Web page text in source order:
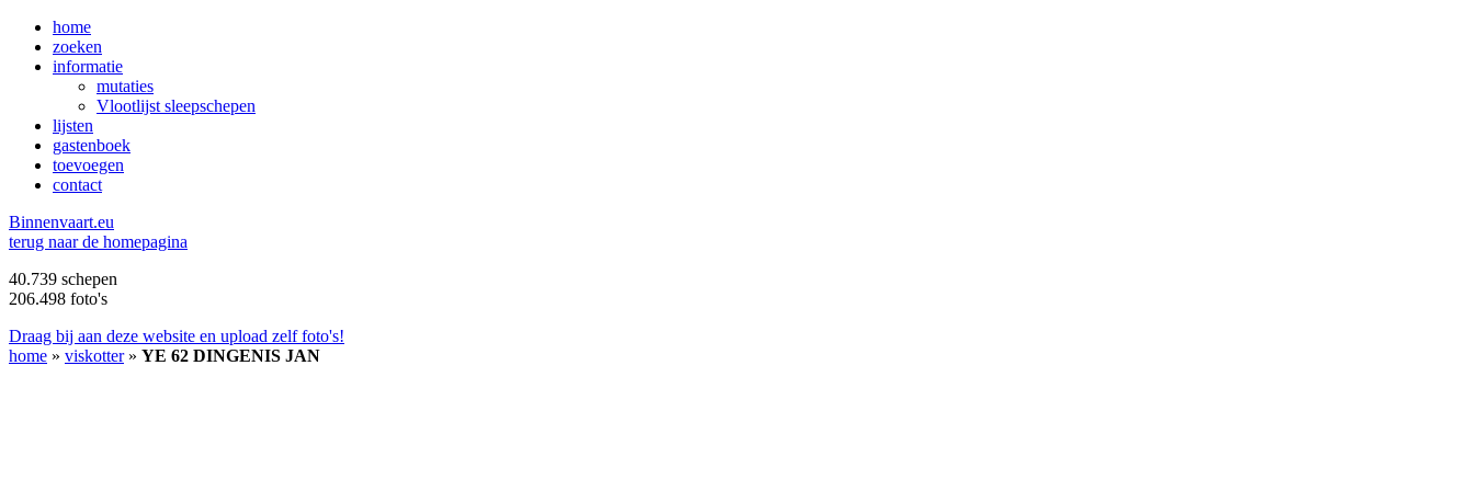
home
zoeken
informatie
mutaties
Vlootlijst sleepschepen
lijsten
gastenboek
toevoegen
contact
Binnenvaart.eu
terug naar de homepagina
40.739 schepen
206.498 foto's
Draag bij aan deze website en upload zelf foto's!
home » viskotter» YE 62 DINGENIS JAN